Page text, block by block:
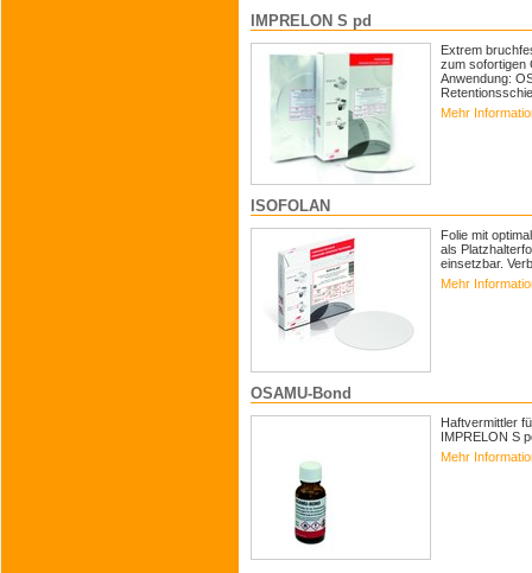
IMPRELON S pd
Extrem
zum sofortigen
Anwendung:
Mehr
ISOFOLAN
Folie mit
als
einsetzbar.
Mehr
OSAMU-Bond
Haftvermittler
IMPRELON S
Mehr